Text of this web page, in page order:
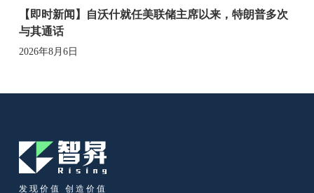
【即时新闻】自沃什就任美联储主席以来，特朗普多次
与其通话
2026年8月6日
发现价值 创造价值